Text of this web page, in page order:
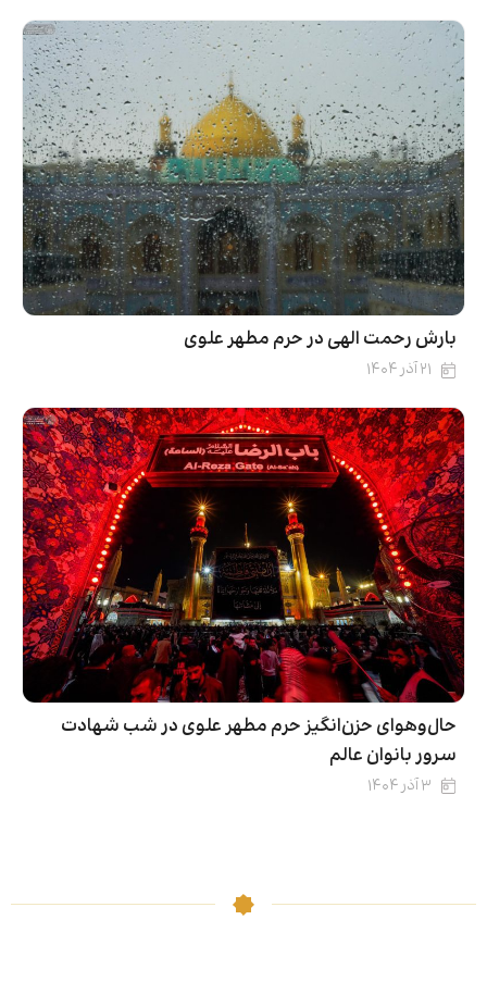
بارش رحمت الهی در حرم مطهر علوی
۲۱ آذر ۱۴۰۴
حال‌و‌هوای حزن‌انگیز حرم مطهر علوی در شب شهادت
سرور بانوان عالم
۳ آذر ۱۴۰۴